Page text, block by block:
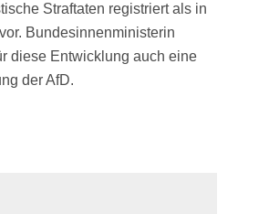
Straftaten registriert als in
Bundesinnenministerin
diese Entwicklung auch eine
der AfD.